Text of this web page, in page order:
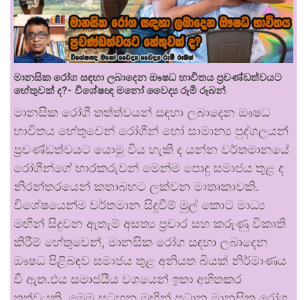
මානසික රෝග සඳහා ලබාදෙන ඖෂධ භාවිතය ප්‍රචණ්ඩත්වයට
හේතුවක් ද?- විශේෂඥ මනෝ වෛද්‍ය රූමි රූබන්
මානසික රෝගී තත්ත්වයන් සඳහා ලබාදෙන ඖෂධ
භාවිතය හේතුවෙන් රෝගීන් හෝ සාමාන්‍ය පුද්ගලයන්
ප්‍රචණ්ඩත්වයට යොමු විය හැකි ද යන්න වර්තමානයේ
රෝගීන්ගේ භාරකරුවන් මෙන්ම පොදු සමාජය තුළ ද
නිරන්තරයෙන් කතාබහට ලක්වන මාතෘකාවකි.
විශේෂයෙන්ම වර්තමාන සිදුවීම් මුල් කොට මාධ්‍ය
මඟින් සිදුවන ඇතැම් අසත්‍ය ප්‍රචාර සහ කරුණු විකෘති
කිරීම් හේතුවෙන්, මානසික රෝග සඳහා ලබාදෙන
ඖෂධ පිළිබඳව සමාජය තුළ අනියත බියක් නිර්මාණය
වී ඇත.එය සමාජයීය වශයෙන් ඉතා අහිතකර